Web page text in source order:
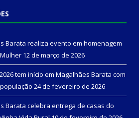
Barata realiza evento em homenagem
12 de março de 2026
tem início em Magalhães Barata com
24 de fevereiro de 2026
Barata celebra entrega de casas do